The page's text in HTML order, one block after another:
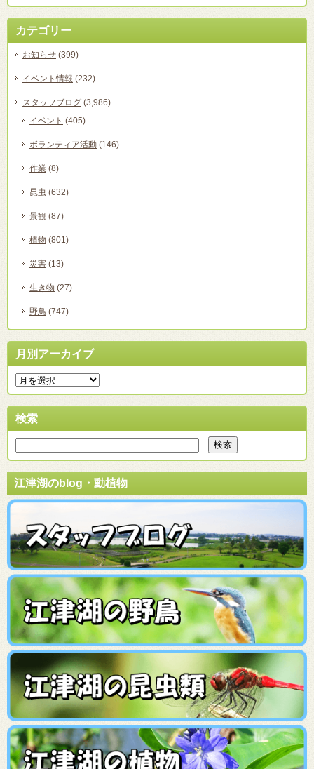
カテゴリー
お知らせ (399)
イベント情報 (232)
スタッフブログ (3,986)
イベント (405)
ボランティア活動 (146)
作業 (8)
昆虫 (632)
景観 (87)
植物 (801)
災害 (13)
生き物 (27)
野鳥 (747)
月別アーカイブ
検索
江津湖のblog・動植物